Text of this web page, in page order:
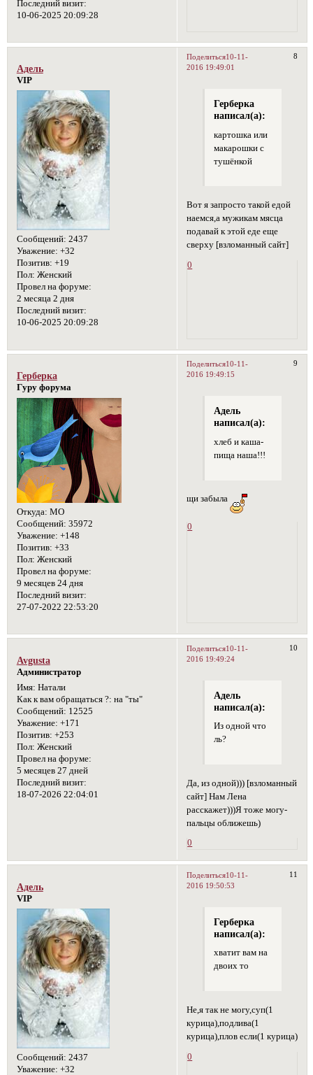
Последний визит:
10-06-2025 20:09:28
Поделиться 8
10-11-
2016 19:49:01
Адель
VIP
Сообщений: 2437
Уважение: +32
Позитив: +19
Пол: Женский
Провел на форуме:
2 месяца 2 дня
Последний визит:
10-06-2025 20:09:28
Герберка
написал(а):
картошка или
макарошки с
тушёнкой
Вот я запросто такой едой
наемся,а мужикам мясца
подавай к этой еде еще
сверху [взломанный сайт]
0
Поделиться 9
10-11-
2016 19:49:15
Герберка
Гуру форума
Откуда: МО
Сообщений: 35972
Уважение: +148
Позитив: +33
Пол: Женский
Провел на форуме:
9 месяцев 24 дня
Последний визит:
27-07-2022 22:53:20
Адель
написал(а):
хлеб и каша-
пища наша!!!
щи забыла
0
Поделиться 10
10-11-
2016 19:49:24
Avgusta
Администратор
Имя: Натали
Как к вам обращаться ?: на "ты"
Сообщений: 12525
Уважение: +171
Позитив: +253
Пол: Женский
Провел на форуме:
5 месяцев 27 дней
Последний визит:
18-07-2026 22:04:01
Адель
написал(а):
Из одной что
ль?
Да, из одной))) [взломанный
сайт] Нам Лена
расскажет)))Я тоже могу-
пальцы оближешь)
0
Поделиться 11
10-11-
2016 19:50:53
Адель
VIP
Сообщений: 2437
Уважение: +32
Герберка
написал(а):
хватит вам на
двоих то
Не,я так не могу,суп(1
курица),подлива(1
курица),плов если(1 курица)
0